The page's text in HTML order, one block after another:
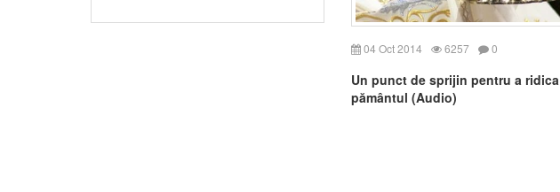
04 Oct 2014 6257 0
Un punct de sprijin pentru a ridica
pământul (Audio)